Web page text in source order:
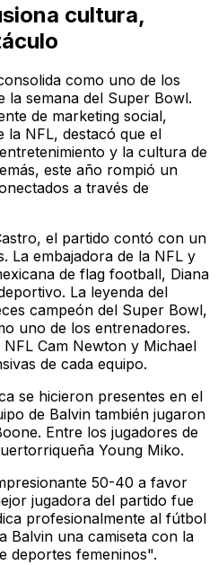
cultura,
como uno de los
la semana del Super Bowl.
de marketing social,
la NFL, destacó que el
y la cultura de
este año rompió un
a través de
el partido contó con un
La embajadora de la NFL y
de flag football, Diana
La leyenda del
campeón del Super Bowl,
uno de los entrenadores.
Cam Newton y Michael
de cada equipo.
se hicieron presentes en el
de Balvin también jugaron
Entre los jugadores de
Young Miko.
50-40 a favor
jugadora del partido fue
profesionalmente al fútbol
Balvin una camiseta con la
deportes femeninos".